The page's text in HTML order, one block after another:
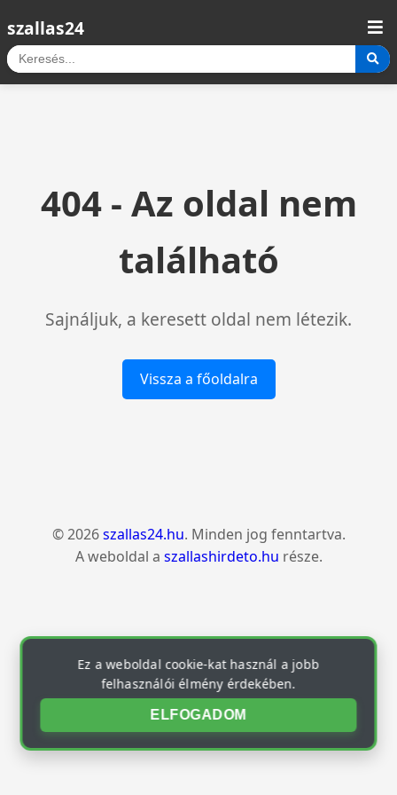
szallas24
404 - Az oldal nem
található
Sajnáljuk, a keresett oldal nem létezik.
Vissza a főoldalra
© 2026szallas24.hu. Minden jog fenntartva.
A weboldal a szallashirdeto.hu része.
Ez a weboldal cookie-kat használ a jobb
felhasználói élmény érdekében.
ELFOGADOM